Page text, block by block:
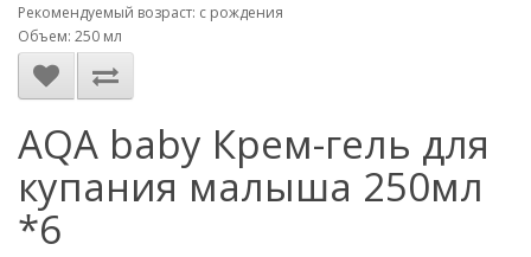
Рекомендуемый возраст: с рождения
Объем: 250 мл
AQA baby Крем-гель для
купания малыша 250мл
*6